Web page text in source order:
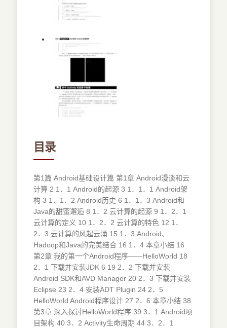
目录
第1篇 Android基础设计篇 第1章 Android漫谈和云
计算 2 1．1 Android的起源 3 1．1．1 Android架
构 3 1．1．2 Android历史 6 1．1．3 Android和
Java的甜蜜邂逅 8 1．2 云计算的起源 9 1．2．1
云计算的定义 10 1．2．2 云计算的特色 12 1．
2．3 云计算的风起云涌 15 1．3 Android、
Hadoop和Java的完美结合 16 1．4 本章小结 16
第2章 我的第一个Android程序——HelloWorld 18
2．1 下载并安装JDK 6 19 2．2 下载并安装
Android SDK和AVD Manager 20 2．3 下载并安装
Eclipse 23 2．4 安装ADT Plugin 24 2．5
HelloWorld Android程序设计 27 2．6 本章小结 38
第3章 深入探讨HelloWorld程序 39 3．1 Android项
目架构 40 3．2 Activity生命周期 44 3．2．1